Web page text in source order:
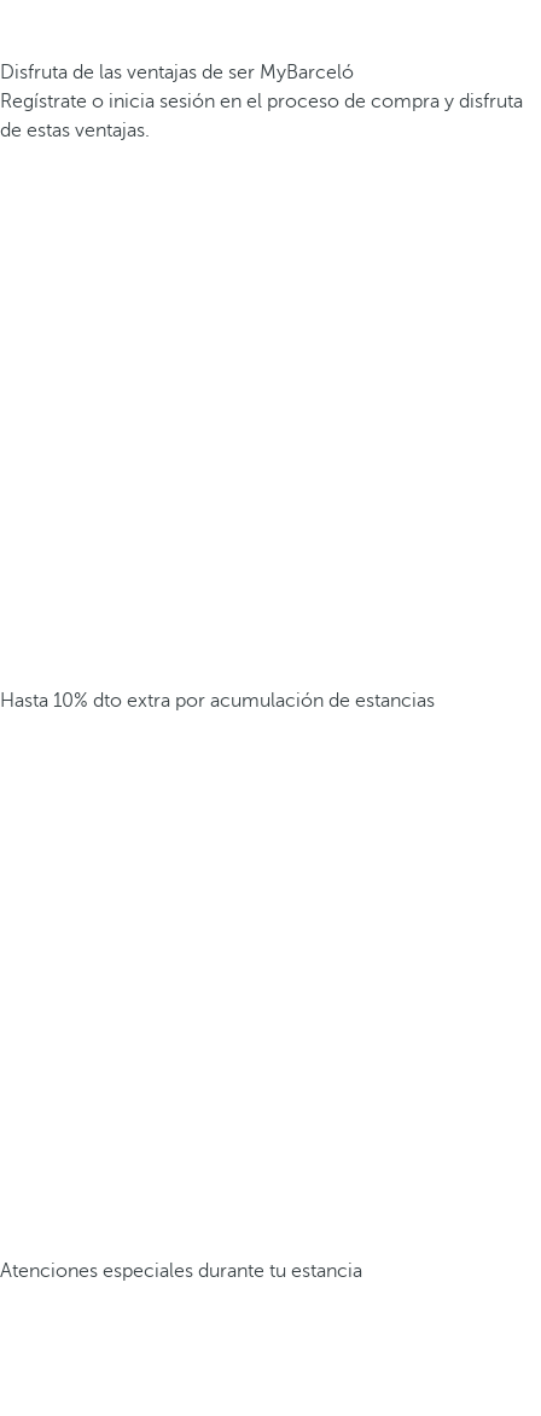
Disfruta de las ventajas de ser MyBarceló
Regístrate o inicia sesión en el proceso de compra y disfruta
de estas ventajas.
Hasta 10% dto extra por acumulación de estancias
Atenciones especiales durante tu estancia